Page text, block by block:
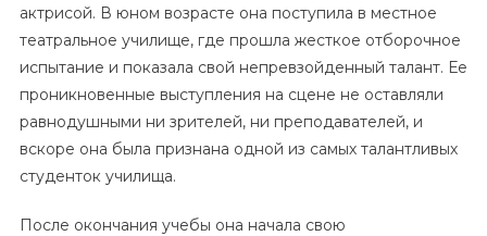
актрисой. В юном возрасте она поступила в местное
театральное училище, где прошла жесткое отборочное
испытание и показала свой непревзойденный талант. Ее
проникновенные выступления на сцене не оставляли
равнодушными ни зрителей, ни преподавателей, и
вскоре она была признана одной из самых талантливых
студенток училища.
После окончания учебы она начала свою